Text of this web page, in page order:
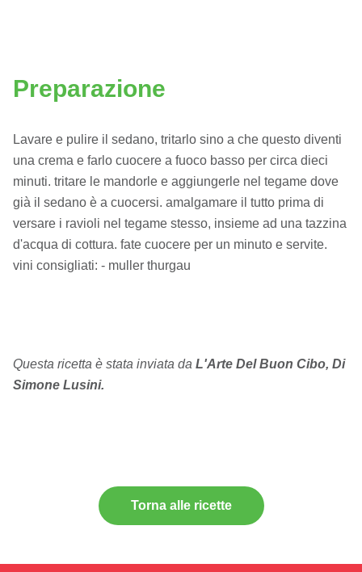
Preparazione
Lavare e pulire il sedano, tritarlo sino a che questo diventi
una crema e farlo cuocere a fuoco basso per circa dieci
minuti. tritare le mandorle e aggiungerle nel tegame dove
già il sedano è a cuocersi. amalgamare il tutto prima di
versare i ravioli nel tegame stesso, insieme ad una tazzina
d'acqua di cottura. fate cuocere per un minuto e servite.
vini consigliati: - muller thurgau
Questa ricetta è stata inviata da L'Arte Del Buon Cibo, Di
Simone Lusini.
Torna alle ricette